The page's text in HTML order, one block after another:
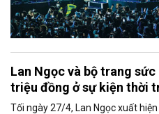
Lan Ngọc và bộ trang
triệu đồng ở sự kiện thời
Tối ngày 27/4, Lan Ngọc xuất